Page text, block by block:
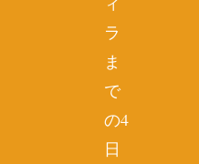
ラ
ま
で
の4
日